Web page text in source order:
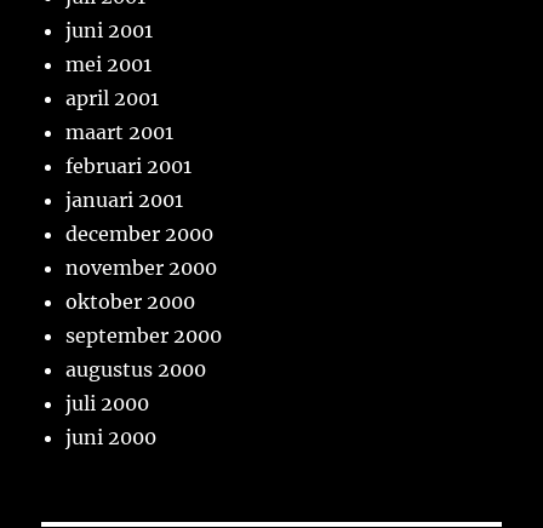
juni 2001
mei 2001
april 2001
maart 2001
februari 2001
januari 2001
december 2000
november 2000
oktober 2000
september 2000
augustus 2000
juli 2000
juni 2000